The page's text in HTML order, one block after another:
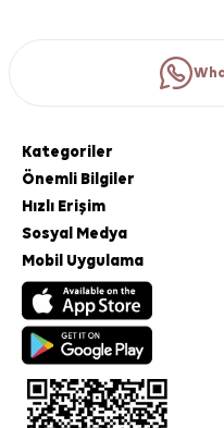
Kategoriler
Önemli Bilgiler
Hızlı Erişim
Sosyal Medya
Mobil Uygulama